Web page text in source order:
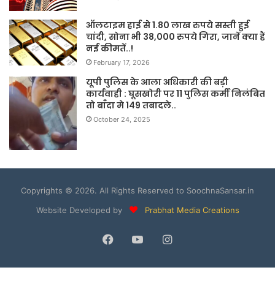
ऑलटाइम हाई से 1.80 लाख रुपये सस्ती हुई
चांदी, सोना भी 38,000 रुपये गिरा, जानें क्या हैं
नई कीमतें..!
February 17, 2026
यूपी पुलिस के आला अधिकारी की बड़ी
कार्यवाही : घूसखोरी पर 11 पुलिस कर्मी निलंबित
तो बाँदा मे 149 तबादले..
October 24, 2025
Copyrights © 2026. All Rights Reserved to SoochnaSansar.in
Website Developed by
Prabhat Media Creations
Facebook
YouTubeInstagram